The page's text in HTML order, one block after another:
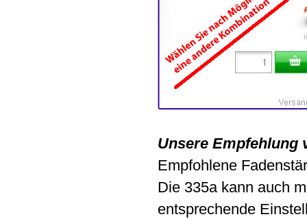
Unsere Empfehlung
Empfohlene
Die 335a kann auch
entsprechende